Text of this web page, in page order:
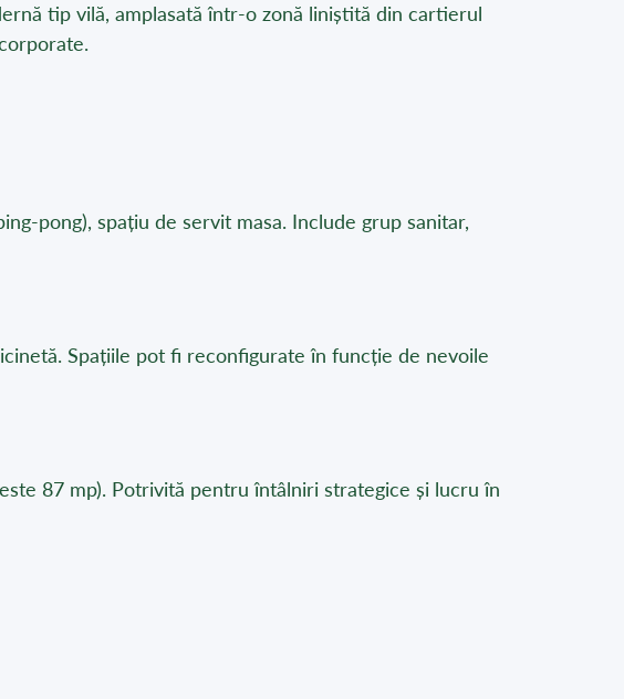
tip vilă, amplasată într-o zonă liniștită din cartierul
pong), spațiu de servit masa. Include grup sanitar,
Spațiile pot fi reconfigurate în funcție de nevoile
87 mp). Potrivită pentru întâlniri strategice și lucru în